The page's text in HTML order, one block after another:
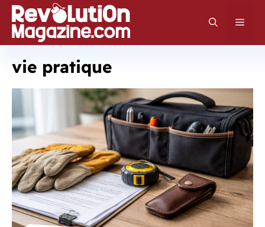
Aller
au
contenu
vie pratique